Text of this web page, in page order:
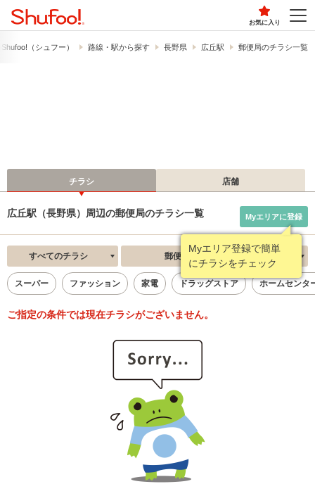
お気に入り
（シュフー） 路線・駅から探す 長野県 広丘駅 郵便局のチラシ一覧
チラシ 店舗
広丘駅（長野県）周辺の郵便局のチラシ一覧
Myエリア登録で簡単
にチラシをチェック
Myエリアに登録
すべてのチラシ 郵便局 新着順
スーパー ファッション 家電 ドラッグストア ホームセンタ
ご指定の条件では現在チラシがございません。